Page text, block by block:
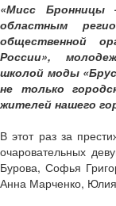
«Мисс Бронницы
областным
общественной
России»,
школой моды
не только
жителей нашего
В этот раз за
очаровательных
Бурова, Софья
Анна Марченко, Юлия